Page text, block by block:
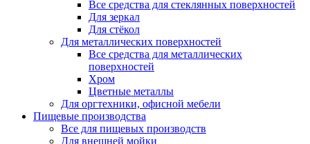
Все средства для стеклянных поверхностей
Для зеркал
Для стёкол
Для металлических поверхностей
Все средства для металлических
поверхностей
Хром
Цветные металлы
Для оргтехники, офисной мебели
Пищевые производства
Все для пищевых производств
Для внешней мойки